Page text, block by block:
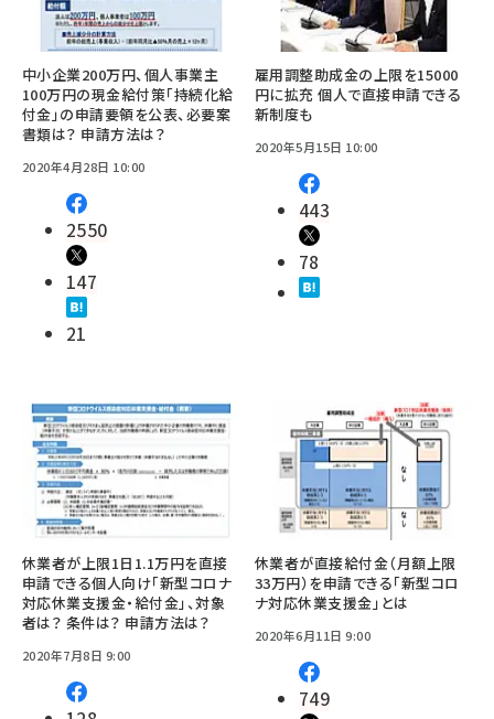
中小企業200万円、個人事業主
100万円の現金給付策「持続化給
付金」の申請要領を公表、必要案
書類は？ 申請方法は？
2020年4月28日 10:00
2550
147
21
雇用調整助成金の上限を15000
円に拡充 個人で直接申請できる
新制度も
2020年5月15日 10:00
443
78
休業者が上限1日1.1万円を直接
申請できる個人向け「新型コロナ
対応休業支援金・給付金」、対象
者は？ 条件は？ 申請方法は？
2020年7月8日 9:00
休業者が直接給付金（月額上限
33万円）を申請できる「新型コロ
ナ対応休業支援金」とは
2020年6月11日 9:00
749